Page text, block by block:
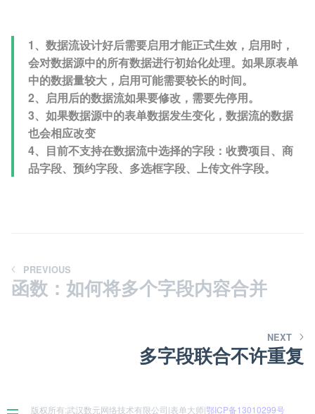
1、数据流设计好后需要启用才能正式生效，启用时，
会对数据源中的所有数据进行初始化处理。如果原表单
中的数据量较大，启用可能需要较长的时间。
2、启用后的数据流如果要修改，需要先停用。
3、如果数据源中的表单数据发生变化，数据流的数据
也会相应改变
4、目前不支持在数据流中选择的字段：收费项目、商
品字段、预约字段、多选框字段、上传文件字段。
PREVIOUS
函数：如何将多个字段内容合并
NEXT
多字段联合不许重复
版权所有:武汉数元网络技术有限公司|表单大师|鄂ICP备13010299号